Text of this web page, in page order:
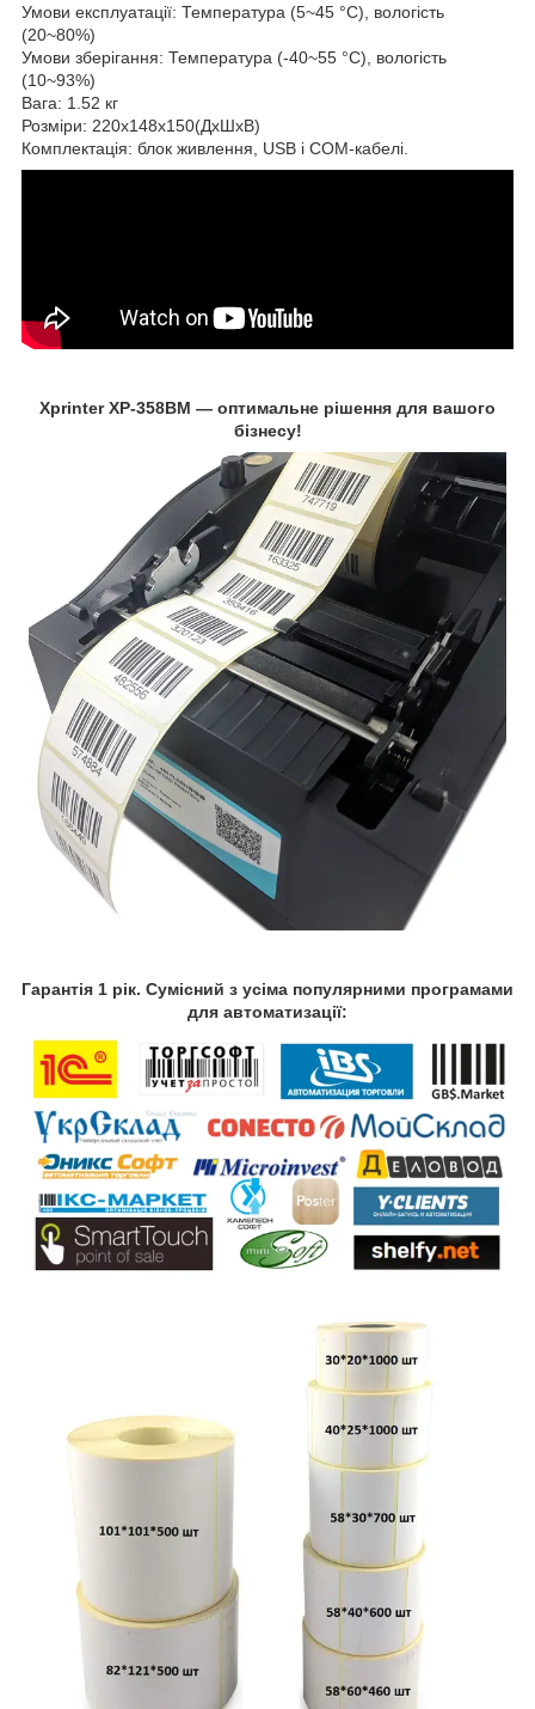
Умови експлуатації: Температура (5~45 °C), вологість
(20~80%)
Умови зберігання: Температура (-40~55 °C), вологість
(10~93%)
Вага: 1.52 кг
Розміри: 220х148х150(ДхШхВ)
Комплектація: блок живлення, USB і COM-кабелі.
Xprinter XP-358BM — оптимальне рішення для вашого
бізнесу!
Гарантія 1 рік. Сумісний з усіма популярними програмами
для автоматизації: